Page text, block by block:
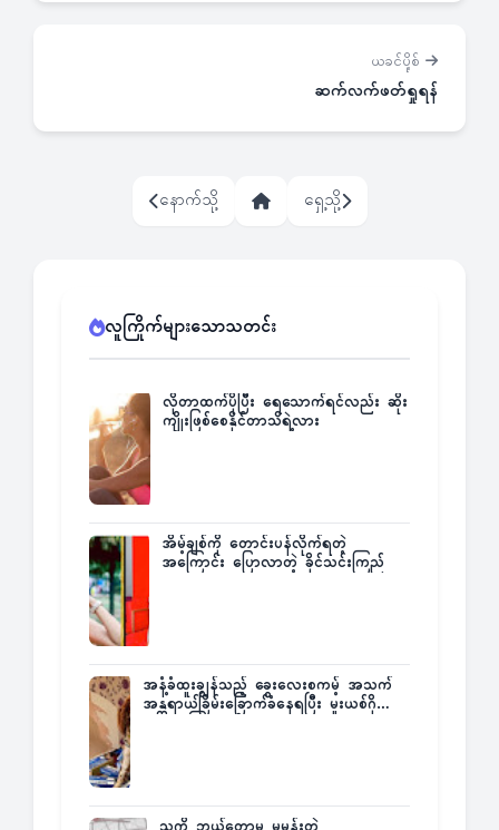
ယခင်ပို့စ်
ဆက်လက်ဖတ်ရှုရန်
နောက်သို့ ရှေ့သို့
လူကြိုက်များသောသတင်း
လိုတာထက်ပိုပြီး ရေသောက်ရင်လည်း ဆိုး
ကျိုးဖြစ်စေနိုင်တာသိရဲ့လား
အိမ့်ချစ်ကို တောင်းပန်လိုက်ရတဲ့
အကြောင်း ပြောလာတဲ့ ခိုင်သင်းကြည်
အနံ့ခံထူးချွန်သည့် ခွေးလေးစကမ့် အသက်
အန္တရာယ်ခြိမ်းခြောက်ခံနေရပြီး မူးယစ်ဂိုဏ်း